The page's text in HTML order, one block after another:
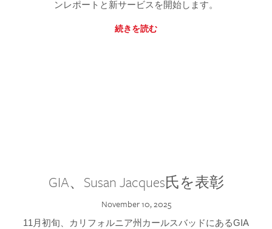
ンレポートと新サービスを開始します。
続きを読む
GIA、Susan Jacques氏を表彰
November 10, 2025
11月初旬、カリフォルニア州カールスバッドにあるGIA